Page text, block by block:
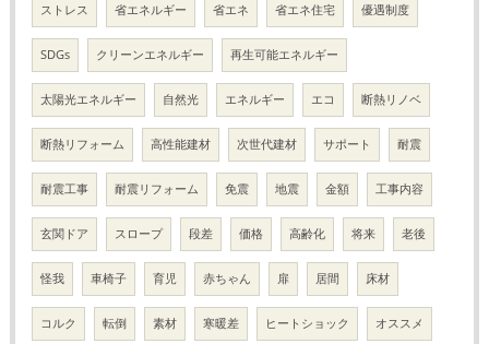
ストレス 省エネルギー 省エネ 省エネ住宅 優遇制度
SDGs クリーンエネルギー 再生可能エネルギー
太陽光エネルギー 自然光 エネルギー エコ 断熱リノベ
断熱リフォーム 高性能建材 次世代建材 サポート 耐震
耐震工事 耐震リフォーム 免震 地震 金額 工事内容
玄関ドア スロープ 段差 価格 高齢化 将来 老後
怪我 車椅子 育児 赤ちゃん 扉 居間 床材
コルク 転倒 素材 寒暖差 ヒートショック オススメ